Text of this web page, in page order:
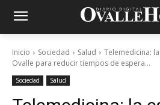
Inicio Sociedad Salud
Telemedicina:
Ovalle para reducir tiempos de espera...
Sociedad Salud